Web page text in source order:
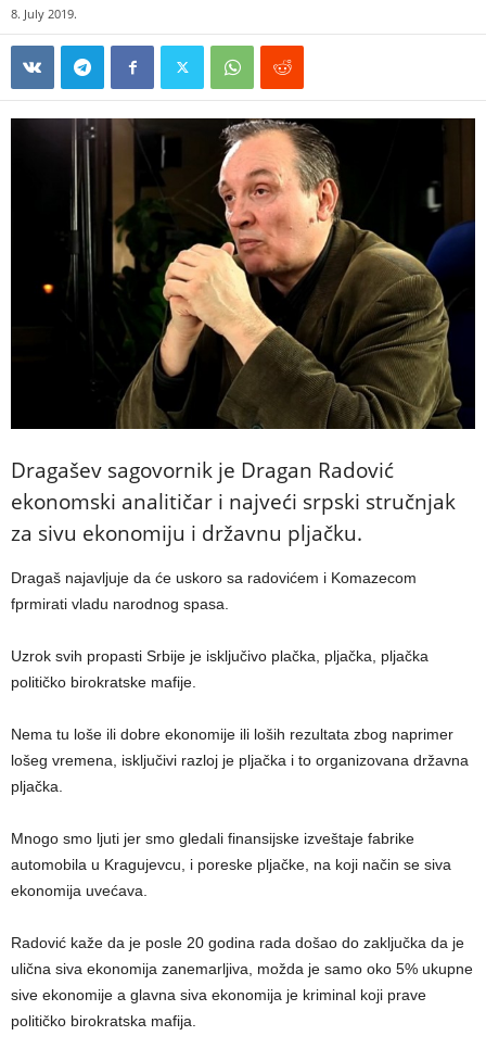
8. July 2019.
Dragašev sagovornik je Dragan Radović
ekonomski analitičar i najveći srpski stručnjak
za sivu ekonomiju i državnu pljačku.
Dragaš najavljuje da će uskoro sa radovićem i Komazecom
fprmirati vladu narodnog spasa.
Uzrok svih propasti Srbije je isključivo plačka, pljačka, pljačka
političko birokratske mafije.
Nema tu loše ili dobre ekonomije ili loših rezultata zbog naprimer
lošeg vremena, isključivi razloj je pljačka i to organizovana državna
pljačka.
Mnogo smo ljuti jer smo gledali finansijske izveštaje fabrike
automobila u Kragujevcu, i poreske pljačke, na koji način se siva
ekonomija uvećava.
Radović kaže da je posle 20 godina rada došao do zaključka da je
ulična siva ekonomija zanemarljiva, možda je samo oko 5% ukupne
sive ekonomije a glavna siva ekonomija je kriminal koji prave
političko birokratska mafija.